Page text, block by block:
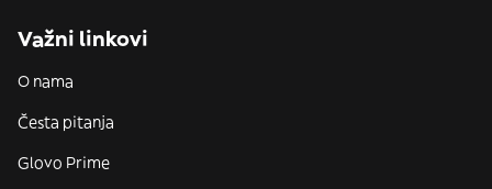
Važni linkovi
O nama
Česta pitanja
Glovo Prime